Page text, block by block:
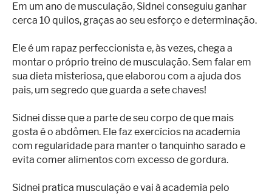
Em um ano de musculação, Sidnei conseguiu ganhar
cerca 10 quilos, graças ao seu esforço e determinação.
Ele é um rapaz perfeccionista e, às vezes, chega a
montar o próprio treino de musculação. Sem falar em
sua dieta misteriosa, que elaborou com a ajuda dos
pais, um segredo que guarda a sete chaves!
Sidnei disse que a parte de seu corpo de que mais
gosta é o abdômen. Ele faz exercícios na academia
com regularidade para manter o tanquinho sarado e
evita comer alimentos com excesso de gordura.
Sidnei pratica musculação e vai à academia pelo